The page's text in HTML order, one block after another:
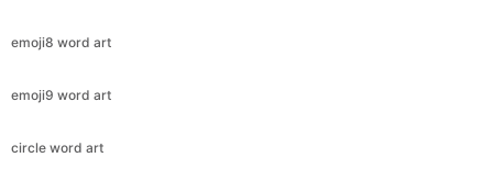
emoji8 word art
emoji9 word art
circle word art